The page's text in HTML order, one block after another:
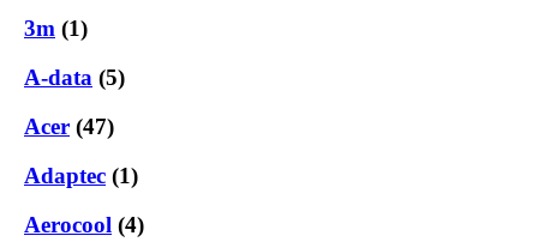
3m (1)
A-data (5)
Acer (47)
Adaptec (1)
Aerocool (4)